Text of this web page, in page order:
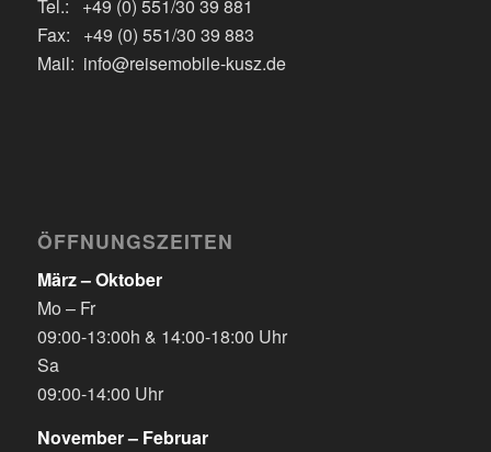
Tel.: +49 (0) 551/30 39 881
Fax: +49 (0) 551/30 39 883
Mail: info@reisemobile-kusz.de
ÖFFNUNGSZEITEN
März – Oktober
Mo – Fr
09:00-13:00h & 14:00-18:00 Uhr
Sa
09:00-14:00 Uhr
November – Februar